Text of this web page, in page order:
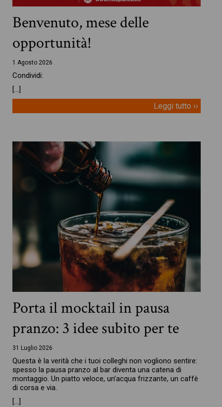
Benvenuto, mese delle
opportunità!
1 Agosto 2026
Condividi:
[…]
Leggi tutto ››
Porta il mocktail in pausa
pranzo: 3 idee subito per te
31 Luglio 2026
Questa è la verità che i tuoi colleghi non vogliono sentire:
spesso la pausa pranzo al bar diventa una catena di
montaggio. Un piatto veloce, un’acqua frizzante, un caffè
di corsa e via.
[…]